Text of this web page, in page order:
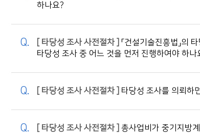
하나요?
[ 타당성 조사 사전절차 ]
「건설기술진흥법」의
타당성 조사 중 어느 것을 먼저 진행하여야 하나
[ 타당성 조사 사전절차 ] 타당성 조사를 의뢰하
[ 타당성 조사 사전절차 ] 총사업비가 중기지방